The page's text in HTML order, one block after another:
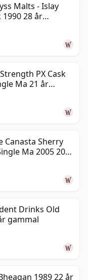
Malts - Islay
28 år
PX Cask
Ma 21 år
Canasta Sherry
Ma 2005 20
Drinks Old
gammal
1989 22 år